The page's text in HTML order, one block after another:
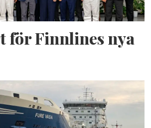
för Finnlines nya